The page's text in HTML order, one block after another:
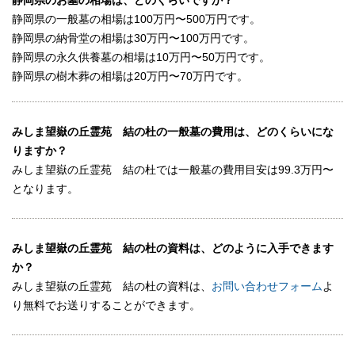
静岡県の一般墓の相場は100万円〜500万円です。
静岡県の納骨堂の相場は30万円〜100万円です。
静岡県の永久供養墓の相場は10万円〜50万円です。
静岡県の樹木葬の相場は20万円〜70万円です。
みしま望嶽の丘霊苑 結の杜の一般墓の費用は、どのくらいにな
りますか？
みしま望嶽の丘霊苑 結の杜では一般墓の費用目安は99.3万円〜
となります。
みしま望嶽の丘霊苑 結の杜の資料は、どのように入手できます
か？
みしま望嶽の丘霊苑 結の杜の資料は、 お問い合わせフォームよ
り無料でお送りすることができます。